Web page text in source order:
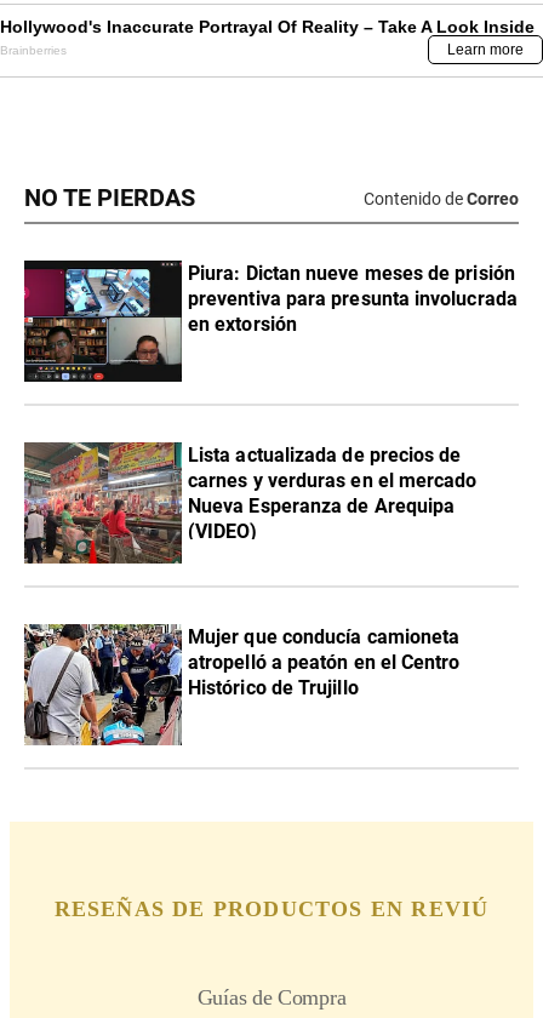
NO TE PIERDAS Contenido deCorreo
Piura: Dictan nueve meses de prisión
preventiva para presunta involucrada
en extorsión
Lista actualizada de precios de
carnes y verduras en el mercado
Nueva Esperanza de Arequipa
(VIDEO)
Mujer que conducía camioneta
atropelló a peatón en el Centro
Histórico de Trujillo